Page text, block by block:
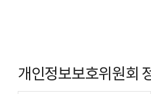
개인정보보호위원회